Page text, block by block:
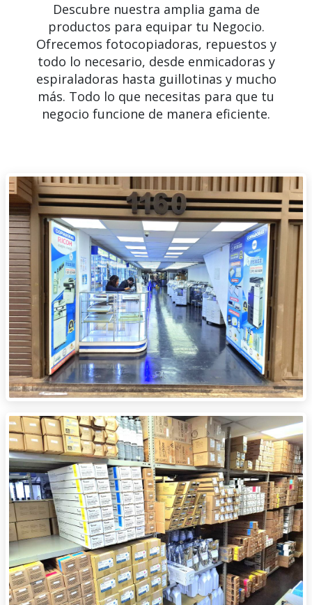
Descubre nuestra amplia gama de
productos para equipar tu Negocio.
Ofrecemos fotocopiadoras, repuestos y
todo lo necesario, desde enmicadoras y
espiraladoras hasta guillotinas y mucho
más. Todo lo que necesitas para que tu
negocio funcione de manera eficiente.